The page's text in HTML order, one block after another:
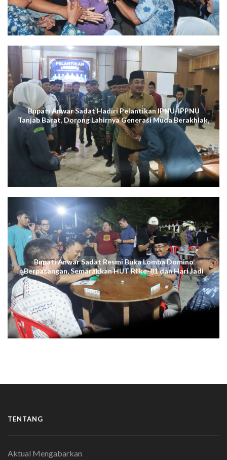
Bupati Anwar Sadat Hadiri Pelantikan IPNU-IPPNU
Tanjab Barat, Dorong Lahirnya Generasi Muda Berakhlak,
Cerdas Digital, dan Berdaya Saing
Bupati Anwar Sadat Resmi Buka Lomba Domino
Berpasangan, Semarakkan HUT RI ke-81 dan Hari Jadi
ke-61 Tanjab Barat
TENTANG
Aktual Mengabarkan